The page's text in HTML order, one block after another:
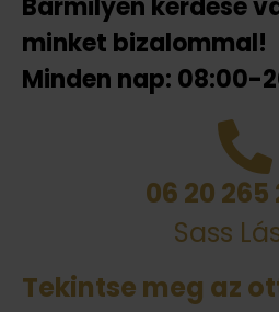
Bármilyen kérdése
minket bizalommal!
Minden nap: 08:00-
06 20 265
Sass
Tekintse meg az